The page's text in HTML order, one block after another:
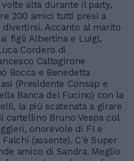
volte alta durante il party,
200 amici tutti presi a
Accanto al marito
figli Albertina e Luigi,
Cordero di
Caltagirone
Bocca e Benedetta
(Presidente Consap e
Banca del Fucino) con la
la più scatenata a girare
cartellino Bruno Vespa col
onorevole di FI e
(assente). C'è Super
amico di Sandra. Meglio